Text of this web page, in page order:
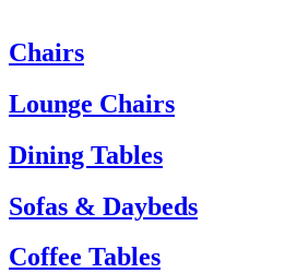
Heeft u hulp nodig? Neem dan contact
Tel.: +45 66 12 14 04
info@carlhansen.dk
Chairs
Lounge Chairs
Dining Tables
Sofas & Daybeds
Coffee Tables